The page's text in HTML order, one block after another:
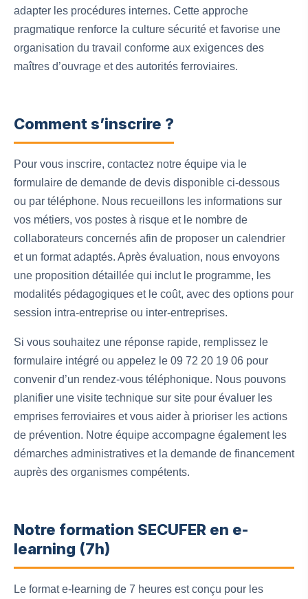
adapter les procédures internes. Cette approche
pragmatique renforce la culture sécurité et favorise une
organisation du travail conforme aux exigences des
maîtres d’ouvrage et des autorités ferroviaires.
Comment s’inscrire ?
Pour vous inscrire, contactez notre équipe via le
formulaire de demande de devis disponible ci-dessous
ou par téléphone. Nous recueillons les informations sur
vos métiers, vos postes à risque et le nombre de
collaborateurs concernés afin de proposer un calendrier
et un format adaptés. Après évaluation, nous envoyons
une proposition détaillée qui inclut le programme, les
modalités pédagogiques et le coût, avec des options pour
session intra-entreprise ou inter-entreprises.
Si vous souhaitez une réponse rapide, remplissez le
formulaire intégré ou appelez le 09 72 20 19 06 pour
convenir d’un rendez-vous téléphonique. Nous pouvons
planifier une visite technique sur site pour évaluer les
emprises ferroviaires et vous aider à prioriser les actions
de prévention. Notre équipe accompagne également les
démarches administratives et la demande de financement
auprès des organismes compétents.
Notre formation SECUFER en e-
learning (7h)
Le format e-learning de 7 heures est conçu pour les